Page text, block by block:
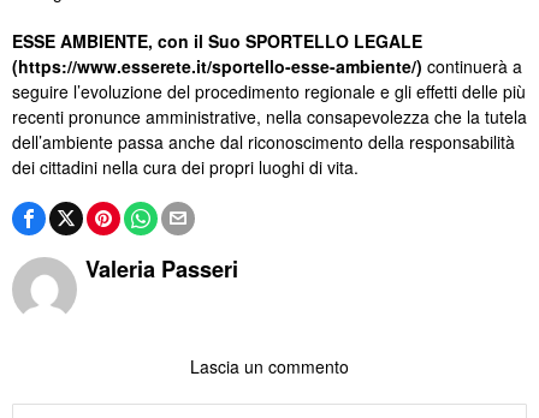
ESSE AMBIENTE, con il Suo SPORTELLO LEGALE
(https://www.esserete.it/sportello-esse-ambiente/) continuerà a
seguire l’evoluzione del procedimento regionale e gli effetti delle più
recenti pronunce amministrative, nella consapevolezza che la tutela
dell’ambiente passa anche dal riconoscimento della responsabilità
dei cittadini nella cura dei propri luoghi di vita.
Valeria Passeri
Lascia un commento